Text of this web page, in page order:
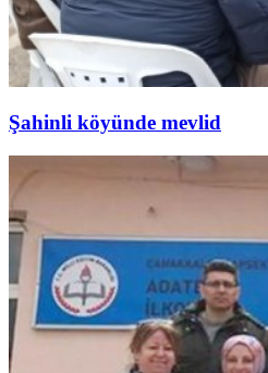
Şahinli köyünde mevlid